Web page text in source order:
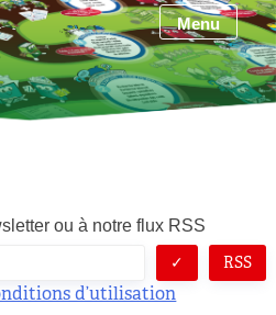
Menu
ou à notre flux RSS
RSS
d’utilisation